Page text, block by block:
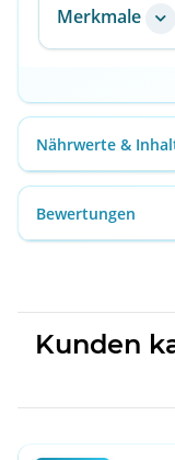
Merkmale
Nährwerte &
Bewertungen
Kunden